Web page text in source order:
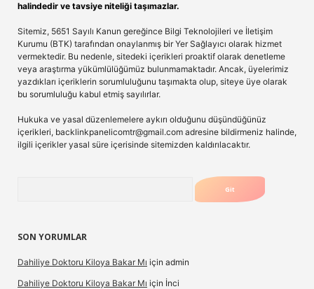
halindedir ve tavsiye niteliği taşımazlar.
Sitemiz, 5651 Sayılı Kanun gereğince Bilgi Teknolojileri ve İletişim
Kurumu (BTK) tarafından onaylanmış bir Yer Sağlayıcı olarak hizmet
vermektedir. Bu nedenle, sitedeki içerikleri proaktif olarak denetleme
veya araştırma yükümlülüğümüz bulunmamaktadır. Ancak, üyelerimiz
yazdıkları içeriklerin sorumluluğunu taşımakta olup, siteye üye olarak
bu sorumluluğu kabul etmiş sayılırlar.
Hukuka ve yasal düzenlemelere aykırı olduğunu düşündüğünüz
içerikleri, backlinkpanelicomtr@gmail.com adresine bildirmeniz halinde,
ilgili içerikler yasal süre içerisinde sitemizden kaldırılacaktır.
SON YORUMLAR
Dahiliye Doktoru Kiloya Bakar Mı için admin
Dahiliye Doktoru Kiloya Bakar Mı için İnci